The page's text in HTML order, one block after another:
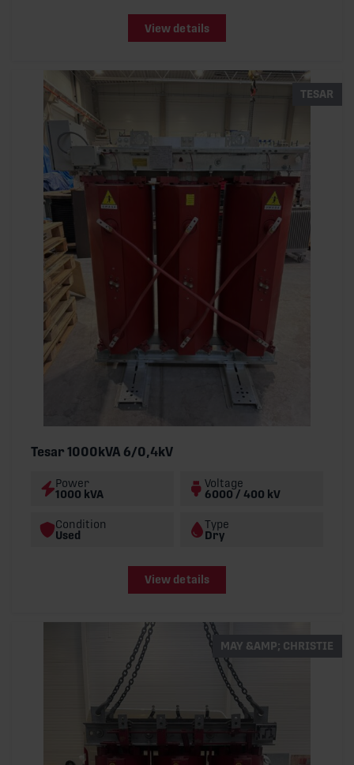
View details
TESAR
Tesar 1000kVA 6/0,4kV
Power
1000 kVA
Voltage
6000 / 400 kV
Condition
Used
Type
Dry
View details
MAY &AMP; CHRISTIE